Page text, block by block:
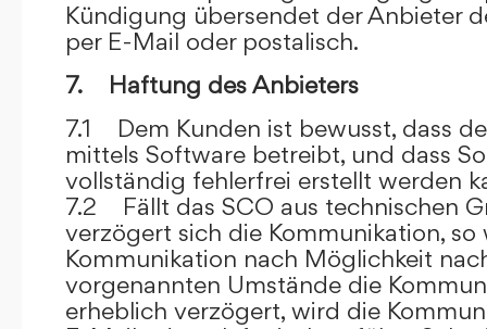
Kündigung übersendet der Anbieter
per E-Mail oder postalisch.
7. Haftung des Anbieters
7.1 Dem Kunden ist bewusst, dass
mittels Software betreibt, und dass
vollständig fehlerfrei erstellt werden
7.2 Fällt das SCO aus technischen
verzögert sich die Kommunikation, so
Kommunikation nach Möglichkeit
vorgenannten Umstände die
erheblich verzögert, wird die